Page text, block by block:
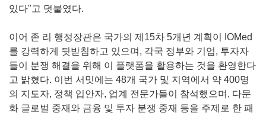
있다"고 덧붙였다.
이어 존 리 행정장관은 국가의 제15차 5개년 계획이 IOMed
를 강력하게 뒷받침하고 있으며, 각국 정부와 기업, 투자자
들이 분쟁 해결을 위해 이 플랫폼을 활용하는 것을 환영한다
고 밝혔다. 이번 서밋에는 48개 국가 및 지역에서 약 400명
의 지도자, 정책 입안자, 업계 전문가들이 참석했으며, 다문
화 글로벌 중재와 금융 및 투자 분쟁 중재 등을 주제로 한 패